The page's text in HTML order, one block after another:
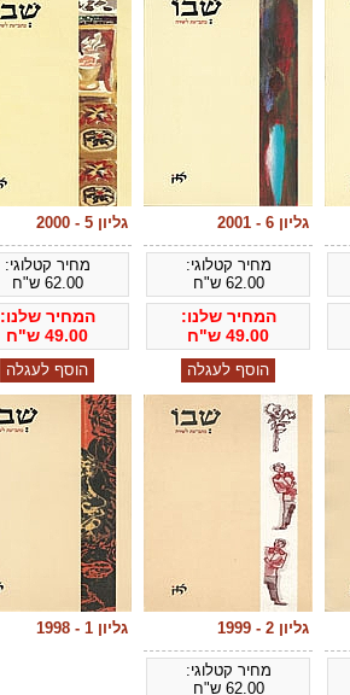
גליון 6 - 2001
מחיר קטלוגי:
62.00 ש"ח
המחיר שלנו:
49.00 ש"ח
גליון 5 - 2000
מחיר קטלוגי:
62.00 ש"ח
המחיר שלנו:
49.00 ש"ח
גליון 2 - 1999
מחיר קטלוגי:
62.00 ש"ח
גליון 1 - 1998